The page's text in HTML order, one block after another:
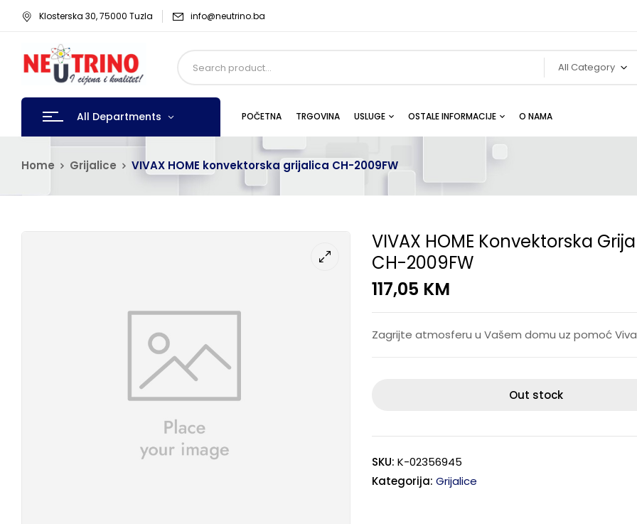
Klosterska 30, 75000 Tuzla info@neutrino.ba
All Category
All Departments POČETNA TRGOVINA USLUGE OSTALE INFORMACIJE O NAMA
Home Grijalice VIVAX HOME konvektorska grijalica CH-2009FW
VIVAX HOME Konvektorska
CH-2009FW
117,05 KM
Zagrijte atmosferu u Vašem domu uz pomoć
Out stock
SKU: K-02356945
Kategorija: Grijalice